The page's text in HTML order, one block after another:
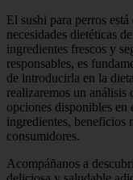
El sushi para perros
necesidades dietéticas
ingredientes frescos y
responsables, es
de introducirla en la
realizaremos un análisis
opciones disponibles en
ingredientes, beneficios
consumidores.
Acompáñanos a